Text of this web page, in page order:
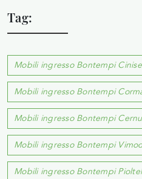
Tag:
Mobili ingresso Bontempi
Mobili ingresso Bontempi
Mobili ingresso Bontempi
Mobili ingresso Bontempi
Mobili ingresso Bontempi